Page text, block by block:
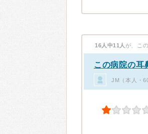
16人中11人 が、こ
この病院の耳
JM（本人・